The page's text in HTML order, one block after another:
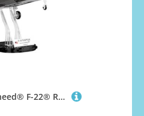
Cobi 5855 Lockheed® F-22® Raptor®, Einheitsgröße, Black & White